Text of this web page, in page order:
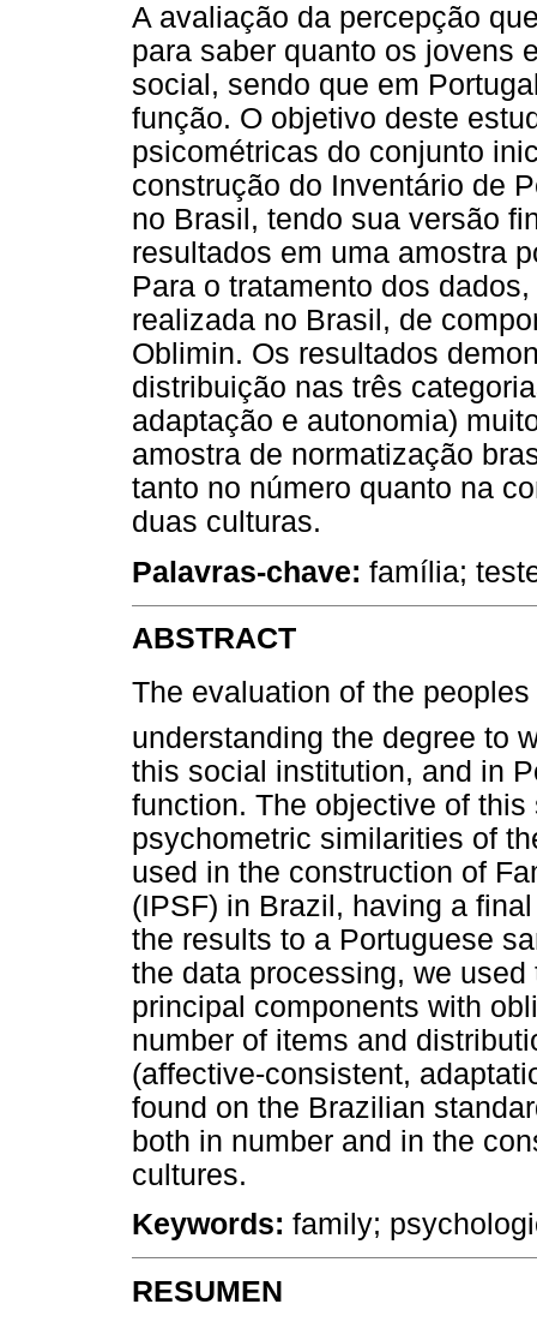
A avaliação da percepção
para saber quanto os jovens
social, sendo que em
função. O objetivo deste
psicométricas do conjunto
construção do Inventário de
no Brasil, tendo sua versão
resultados em uma amostra
Para o tratamento dos
realizada no Brasil, de
Oblimin. Os resultados
distribuição nas três
adaptação e autonomia)
amostra de normatização
tanto no número quanto na
duas culturas.
Palavras-chave: família;
ABSTRACT
The evaluation of the
understanding the degree to
this social institution, and in
function. The objective of
psychometric similarities of
used in the construction of
(IPSF) in Brazil, having a
the results to a Portuguese
the data processing, we
principal components with
number of items and
(affective-consistent,
found on the Brazilian
both in number and in the
cultures.
Keywords: family;
RESUMEN